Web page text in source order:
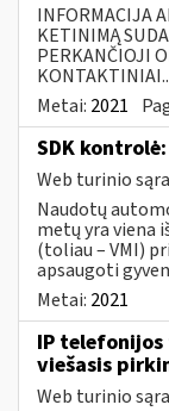
INFORMACIJA
KETINIMĄ
PERKANČIOJI
Metai: 2021
SDK
Web turinio
Naudotų
metų yra viena
(toliau – VMI)
apsaugoti
Metai: 2021
IP
viešasis
Web turinio